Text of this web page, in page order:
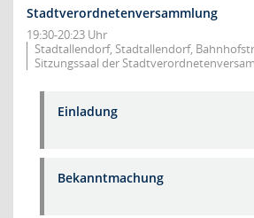
Stadtverordnetenversammlung
19:30-20:23 Uhr
Stadtallendorf, Stadtallendorf,
Sitzungssaal der
Einladung
Bekanntmachung